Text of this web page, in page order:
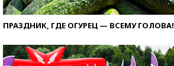
ПРАЗДНИК, ГДЕ ОГУРЕЦ — ВСЕМУ ГОЛОВА!